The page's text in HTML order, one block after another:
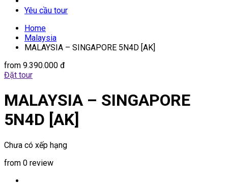
Yêu cầu tour
Home
Malaysia
MALAYSIA – SINGAPORE 5N4D [AK]
from 9.390.000 đ
Đặt tour
MALAYSIA – SINGAPORE
5N4D [AK]
Chưa có xếp hạng
from 0 review